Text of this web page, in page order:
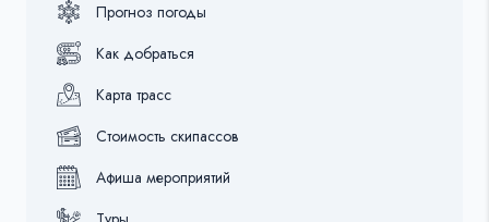
Прогноз погоды
Как добраться
Карта трасс
Стоимость скипассов
Афиша мероприятий